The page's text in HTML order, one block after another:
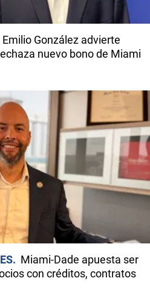
Emilio González advierte
nuevo bono de Miami
Miami-Dade apuesta ser
con créditos, contratos